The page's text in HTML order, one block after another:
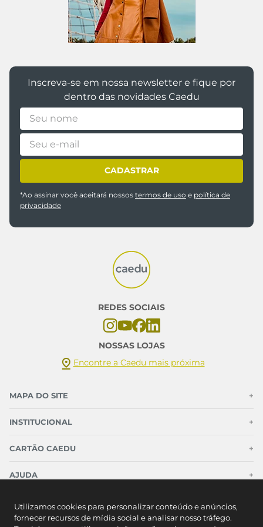
Utilizamos cookies para personalizar conteúdo e anúncios,
fornecer recursos de mídia social e analisar nosso tráfego.
Inscreva-se em nossa newsletter e fique por
dentro das novidades Caedu
CADASTRAR
*Ao assinar você aceitará nossos termos de uso e política de
privacidade
REDES SOCIAIS
NOSSAS LOJAS
Encontre a Caedu mais próxima
MAPA DO SITE +
INSTITUCIONAL +
CARTÃO CAEDU +
AJUDA +
Cartão Caedu